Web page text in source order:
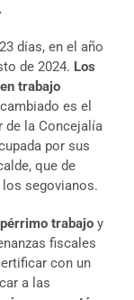
días, en el año
de 2024. Los
trabajo
es el
de la Concejalía
por sus
que de
segovianos.
trabajo y
fiscales
con un
a las